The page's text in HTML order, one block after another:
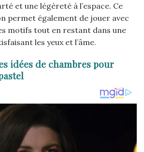
et une légèreté à l’espace. Ce
permet également de jouer avec
motifs tout en restant dans une
les yeux et l’âme.
idées de chambres pour